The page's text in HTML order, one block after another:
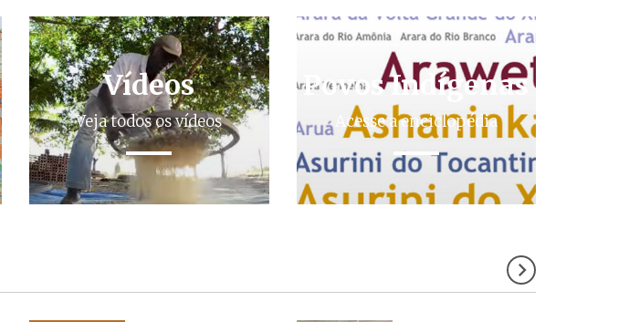
Vídeos
Veja todos os vídeos
Povos Indígenas
Acesse a enciclopédia